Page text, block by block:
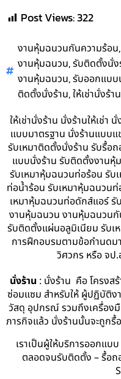
Post Views:322
งานหุ้มฉนวนกันความร้อน,
งานหุ้มฉนวน,รับติดตั้งนั่ง
งานหุ้มฉนวน,รับออกแบบ
ติดตั้งนั่งร้าน,ให้เช่านั่งร้าน
ให้เช่านั่งร้าน นั่งร้านให้เช่า
แบบมาตรฐาน นั่งร้านแบบ
รับเหมาติดตั้งนั่งร้าน รับรื้อ
แบบนั่งร้าน รับติดตั้งงานหุ้
รับเหมาหุ้มฉนวนท่อร้อน รับ
ท่อน้ำร้อน รับเหมาหุ้มฉนวน
เหมาหุ้มฉนวนท่อดักส์แอร์
งานหุ้มฉนวน งานหุ้มฉนวน
รับติดตั้งแผ่นอลูมิเนียม รับเ
การฝึกอบรมตามข้อกำนดม
วิศวกร หรือ จป
นั่งร้าน : นั่งร้าน คือ โครงส
ซ่อมแซม สำหรับให้ ผู้ปฏิบัติง
วัสดุ อุปกรณ์ รวมถึงเครื่องมื
ภารกิจแล้ว นั่งร้านนั้นจะถูก
เราเป็นผู้ให้บริการออกแ
ตลอดจนรับติดตั้ง – รื้อถ